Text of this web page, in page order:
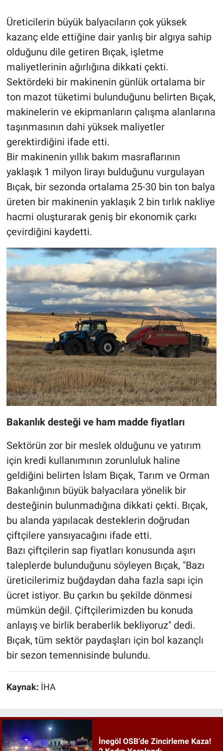
Üreticilerin büyük balyacıların çok yüksek
kazanç elde ettiğine dair yanlış bir algıya sahip
olduğunu dile getiren Bıçak, işletme
maliyetlerinin ağırlığına dikkati çekti.
Sektördeki bir makinenin günlük ortalama bir
ton mazot tüketimi bulunduğunu belirten Bıçak,
makinelerin ve ekipmanların çalışma alanlarına
taşınmasının dahi yüksek maliyetler
gerektirdiğini ifade etti.
Bir makinenin yıllık bakım masraflarının
yaklaşık 1 milyon lirayı bulduğunu vurgulayan
Bıçak, bir sezonda ortalama 25-30 bin ton balya
üreten bir makinenin yaklaşık 2 bin tırlık nakliye
hacmi oluşturarak geniş bir ekonomik çarkı
çevirdiğini kaydetti.
Bakanlık desteği ve ham madde fiyatları
Sektörün zor bir meslek olduğunu ve yatırım
için kredi kullanımının zorunluluk haline
geldiğini belirten İslam Bıçak, Tarım ve Orman
Bakanlığının büyük balyacılara yönelik bir
desteğinin bulunmadığına dikkati çekti. Bıçak,
bu alanda yapılacak desteklerin doğrudan
çiftçilere yansıyacağını ifade etti.
Bazı çiftçilerin sap fiyatları konusunda aşırı
taleplerde bulunduğunu söyleyen Bıçak, "Bazı
üreticilerimiz buğdaydan daha fazla sapı için
ücret istiyor. Bu çarkın bu şekilde dönmesi
mümkün değil. Çiftçilerimizden bu konuda
anlayış ve birlik beraberlik bekliyoruz" dedi.
Bıçak, tüm sektör paydaşları için bol kazançlı
bir sezon temennisinde bulundu.
Kaynak: İHA
İnegöl OSB’de Zincirleme Kaza!